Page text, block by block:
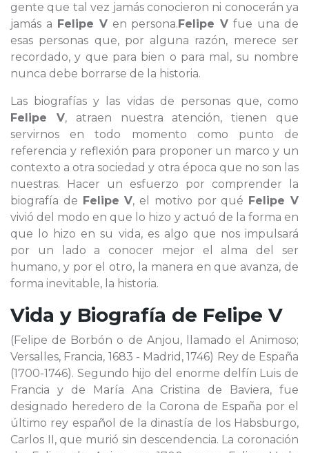
gente que tal vez jamás conocieron ni conocerán ya
jamás a Felipe Ven persona.Felipe V fue una de
esas personas que, por alguna razón, merece ser
recordado, y que para bien o para mal, su nombre
nunca debe borrarse de la historia.
Las biografías y las vidas de personas que, como
Felipe V, atraen nuestra atención, tienen que
servirnos en todo momento como punto de
referencia y reflexión para proponer un marco y un
contexto a otra sociedad y otra época que no son las
nuestras. Hacer un esfuerzo por comprender la
biografía de Felipe V, el motivo por qué Felipe V
vivió del modo en que lo hizo y actuó de la forma en
que lo hizo en su vida, es algo que nos impulsará
por un lado a conocer mejor el alma del ser
humano, y por el otro, la manera en que avanza, de
forma inevitable, la historia.
Vida y Biografía de Felipe V
(Felipe de Borbón o de Anjou, llamado el Animoso;
Versalles, Francia, 1683 - Madrid, 1746) Rey de España
(1700-1746). Segundo hijo del enorme delfín Luis de
Francia y de María Ana Cristina de Baviera, fue
designado heredero de la Corona de España por el
último rey español de la dinastía de los Habsburgo,
Carlos II, que murió sin descendencia. La coronación